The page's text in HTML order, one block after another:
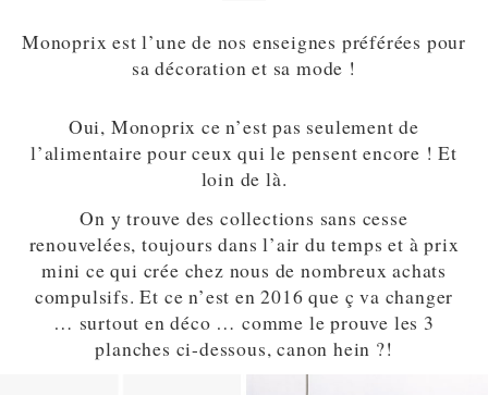
Monoprix est l’une de nos enseignes préférées pour
sa décoration et sa mode !
Oui, Monoprix ce n’est pas seulement de
l’alimentaire pour ceux qui le pensent encore ! Et
loin de là.
On y trouve des collections sans cesse
renouvelées, toujours dans l’air du temps et à prix
mini ce qui crée chez nous de nombreux achats
compulsifs. Et ce n’est en 2016 que ç va changer
… surtout en déco … comme le prouve les 3
planches ci-dessous, canon hein ?!